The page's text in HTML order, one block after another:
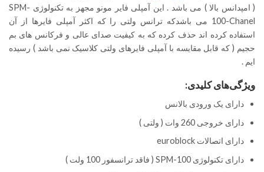
( امپدانس بالا ) می باشد . این آمپلی فایر مونو مجهز به تکنولوژی SPM-
100-Chanel می باشدکه ترانس ولتی را که اکثر آمپلی فایرها از آن
استفاده کرده اند حذف کرده که به کیفیت صدای عالی و فرکانس های بم
حجیم ( که قابل مقایسه با آمپلی فایرهای ولتی کلاسیک نمی باشد ) رسیده
ایم .
ویژگی‌های کلیدی:
دارای یک ورودی بالانس
دارای خروجی 260 وات ( ولتی )
دارای اتصالات euroblock
دارای تکنولوژی SPM-100 ( فاقد ترانسفور 100 ولت )